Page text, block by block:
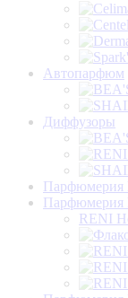
Автопарфюм
Диффузоры
Парфюмерия
Парфюмерия
RENI